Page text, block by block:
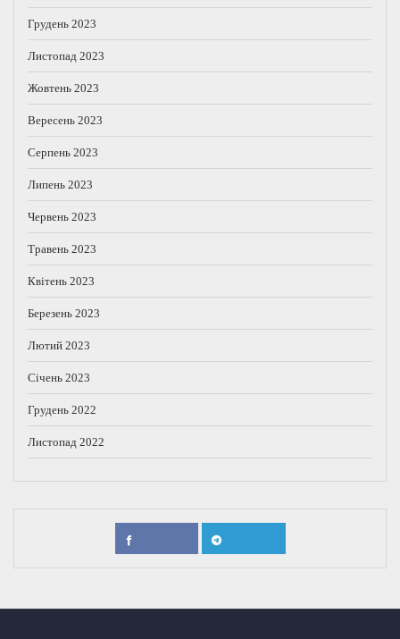
Грудень 2023
Листопад 2023
Жовтень 2023
Вересень 2023
Серпень 2023
Липень 2023
Червень 2023
Травень 2023
Квітень 2023
Березень 2023
Лютий 2023
Січень 2023
Грудень 2022
Листопад 2022